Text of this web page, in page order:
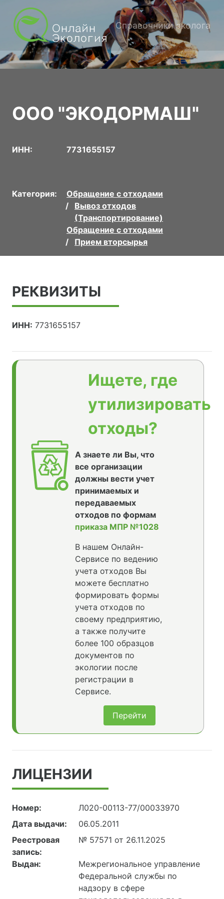
Справочники эколога
ООО "ЭКОДОРМАШ"
ИНН: 7731655157
Категория:
Обращение с отходами
Вывоз отходов
(Транспортирование)
Обращение с отходами
Прием вторсырья
РЕКВИЗИТЫ
ИНН: 7731655157
Ищете, где
утилизировать
отходы?
А знаете ли Вы, что
все организации
должны вести учет
принимаемых и
передаваемых
отходов по формам
приказа МПР №1028
В нашем Онлайн-
Сервисе по ведению
учета отходов Вы
можете бесплатно
формировать формы
учета отходов по
своему предприятию,
а также получите
более 100 образцов
документов по
экологии после
регистрации в
Сервисе.
Перейти
ЛИЦЕНЗИИ
Номер:
Л020-00113-77/00033970
Дата выдачи:
06.05.2011
Реестровая
запись:
№ 57571 от 26.11.2025
Выдан:
Межрегиональное управление
Федеральной службы по
надзору в сфере